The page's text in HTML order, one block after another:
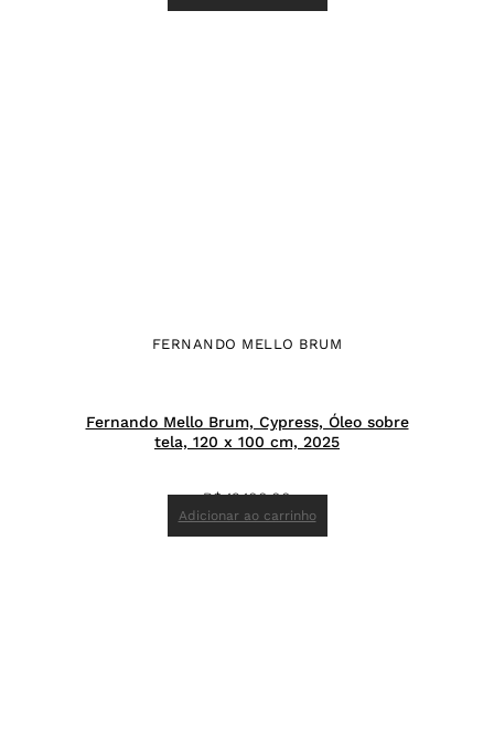
FERNANDO MELLO BRUM
Fernando Mello Brum, Cypress, Óleo sobre
tela, 120 x 100 cm, 2025
R$12.100,00
Adicionar ao carrinho